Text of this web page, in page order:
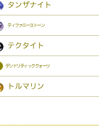
タンザナイト
ティファニーストーン
テクタイト
デンドリティッククォーツ
トルマリン